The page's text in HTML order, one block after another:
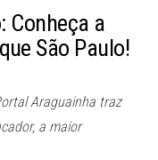
Conheça a
São Paulo!
Araguainha traz
a maior